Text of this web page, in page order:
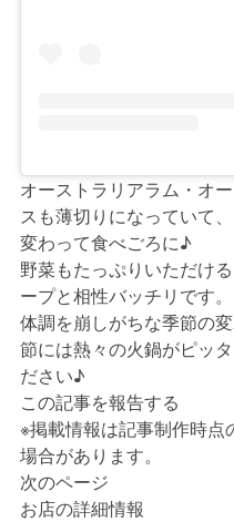
オーストラリアラム・オ
スも薄切りになっていて
変わって食べごろに♪
野菜もたっぷりいただけ
ープと相性バッチリです。
体調を崩しがちな季節の
節には熱々の火鍋がピッ
ださい♪
この記事を報告する
※掲載情報は記事制作時点
場合があります。
次のページ
お店の詳細情報